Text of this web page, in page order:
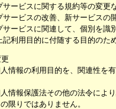
サービスに関する規約等の変更
サービスの改善、新サービスの
サービスに関連して、個別を
記利用目的に付随する目的のた
情報の利用目的を、関連性を
情報保護法その他の法令によ
限りではありません。